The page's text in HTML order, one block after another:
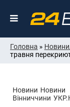
Головна » Новини
травня
Новини Новини
Вінниччини